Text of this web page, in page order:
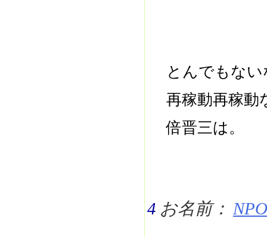
とんでもな
再稼動再稼動
倍晋三は。
4 お名前：